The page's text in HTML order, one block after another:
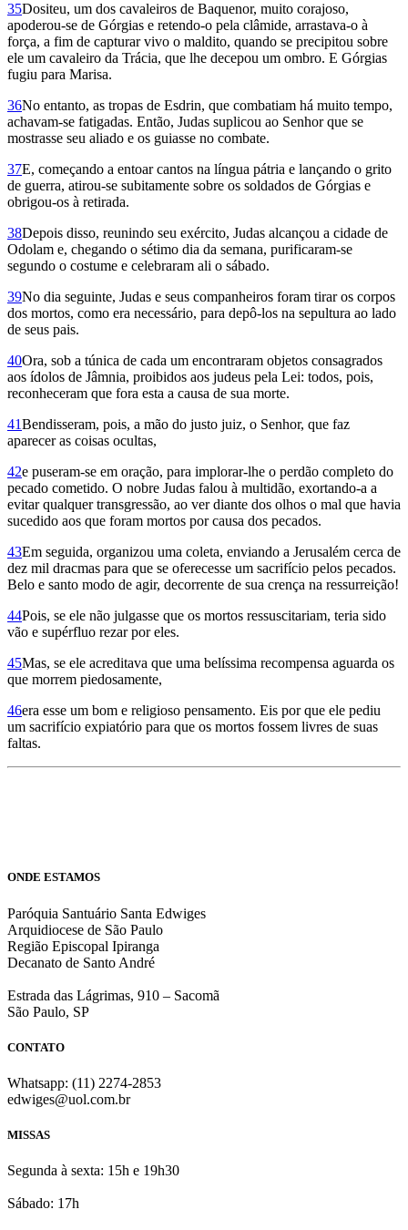
35Do­siteu, um dos cavaleiros de Baquenor, muito corajoso,
apoderou-se de Górgias e retendo-o pela clâmide, arrastava-o à
força, a fim de capturar vivo o maldito, quando se precipitou sobre
ele um cavaleiro da Trácia, que lhe decepou um ombro. E Górgias
fugiu para Marisa.
36No entanto, as tropas de Esdrin, que combatiam há muito tempo,
achavam-se fatigadas. Então, Judas suplicou ao Senhor que se
mostrasse seu aliado e os guiasse no combate.
37E, começando a entoar cantos na língua pátria e lançando o grito
de guerra, atirou-se subitamente sobre os soldados de Górgias e
obrigou-os à retirada.
38Depois disso, reunindo seu exército, Judas alcançou a cidade de
Odolam e, chegando o sétimo dia da semana, purificaram-se
segundo o costume e celebraram ali o sábado.
39No dia seguinte, Judas e seus companheiros foram tirar os corpos
dos mortos, como era necessário, para depô-los na sepultura ao lado
de seus pais.
40Ora, sob a túnica de cada um encontraram objetos consagrados
aos ídolos de Jâmnia, proibidos aos judeus pela Lei: todos, pois,
reconheceram que fora esta a causa de sua morte.
41Bendisseram, pois, a mão do justo juiz, o Senhor, que faz
aparecer as coisas ocultas,
42e puseram-se em oração, para implorar-lhe o perdão completo do
pecado cometido. O nobre Judas falou à multidão, exortando-a a
evitar qualquer transgressão, ao ver diante dos olhos o mal que havia
sucedido aos que foram mortos por causa dos pecados.
43Em seguida, organizou uma coleta, enviando a Jerusalém cerca de
dez mil dracmas para que se oferecesse um sacrifício pelos pecados.
Belo e santo modo de agir, decorrente de sua crença na ressurreição!
44Pois, se ele não julgasse que os mortos ressuscitariam, teria sido
vão e supérfluo rezar por eles.
45Mas, se ele acreditava que uma belíssima recompensa aguarda os
que morrem piedosamente,
46era esse um bom e religioso pensamento. Eis por que ele pediu
um sacrifício expiatório para que os mortos fossem livres de suas
faltas.
ONDE ESTAMOS
Paróquia Santuário Santa Edwiges
Arquidiocese de São Paulo
Região Episcopal Ipiranga
Decanato de Santo André
Estrada das Lágrimas, 910 – Sacomã
São Paulo, SP
CONTATO
Whatsapp: (11) 2274-2853
edwiges@uol.com.br
MISSAS
Segunda à sexta: 15h e 19h30
Sábado: 17h